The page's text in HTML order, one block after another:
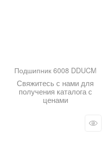
Подшипник 6008 DDUCM
Свяжитесь с нами для
получения каталога с
ценами